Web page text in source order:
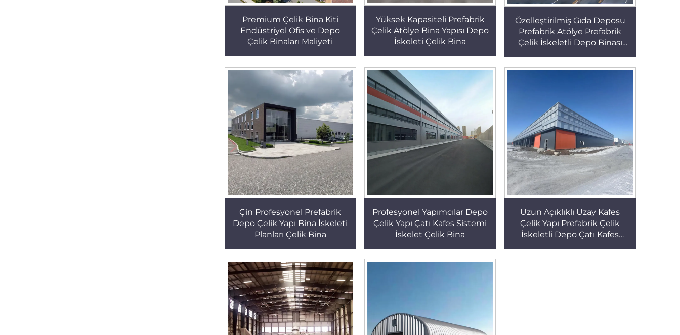
Premium Çelik Bina Kiti
Endüstriyel Ofis ve Depo
Çelik Binaları Maliyeti
Yüksek Kapasiteli Prefabrik
Çelik Atölye Bina Yapısı Depo
İskeleti Çelik Bina
Özelleştirilmiş Gıda Deposu
Prefabrik Atölye Prefabrik
Çelik İskeletli Depo Binası
Bina
Çin Profesyonel Prefabrik
Depo Çelik Yapı Bina İskeleti
Planları Çelik Bina
Profesyonel Yapımcılar Depo
Çelik Yapı Çatı Kafes Sistemi
İskelet Çelik Bina
Uzun Açıklıklı Uzay Kafes
Çelik Yapı Prefabrik Çelik
İskeletli Depo Çatı Kafes